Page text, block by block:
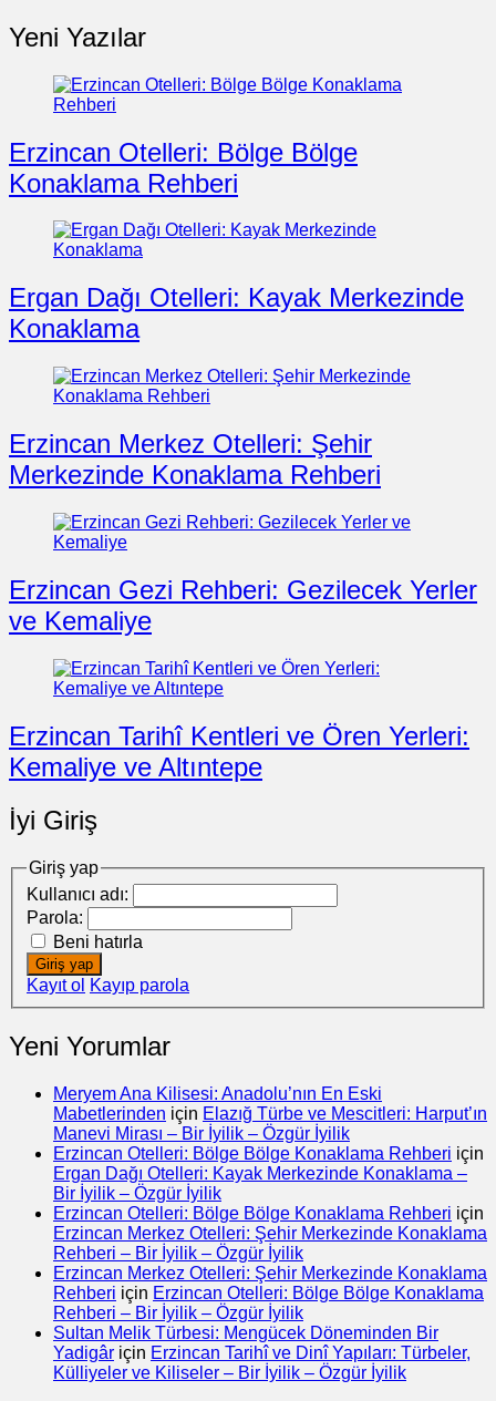
Yeni Yazılar
Erzincan Otelleri: Bölge Bölge
Konaklama Rehberi
Ergan Dağı Otelleri: Kayak Merkezinde
Konaklama
Erzincan Merkez Otelleri: Şehir
Merkezinde Konaklama Rehberi
Erzincan Gezi Rehberi: Gezilecek Yerler
ve Kemaliye
Erzincan Tarihî Kentleri ve Ören Yerleri:
Kemaliye ve Altıntepe
İyi Giriş
Giriş yap
Kullanıcı adı:
Parola:
Beni hatırla
Giriş yap
Kayıt ol Kayıp parola
Yeni Yorumlar
Meryem Ana Kilisesi: Anadolu’nın En Eski
Mabetlerinden için Elazığ Türbe ve Mescitleri: Harput’ın
Manevi Mirası – Bir İyilik – Özgür İyilik
Erzincan Otelleri: Bölge Bölge Konaklama Rehberi için
Ergan Dağı Otelleri: Kayak Merkezinde Konaklama –
Bir İyilik – Özgür İyilik
Erzincan Otelleri: Bölge Bölge Konaklama Rehberi için
Erzincan Merkez Otelleri: Şehir Merkezinde Konaklama
Rehberi – Bir İyilik – Özgür İyilik
Erzincan Merkez Otelleri: Şehir Merkezinde Konaklama
Rehberi için Erzincan Otelleri: Bölge Bölge Konaklama
Rehberi – Bir İyilik – Özgür İyilik
Sultan Melik Türbesi: Mengücek Döneminden Bir
Yadigâr için Erzincan Tarihî ve Dinî Yapıları: Türbeler,
Külliyeler ve Kiliseler – Bir İyilik – Özgür İyilik